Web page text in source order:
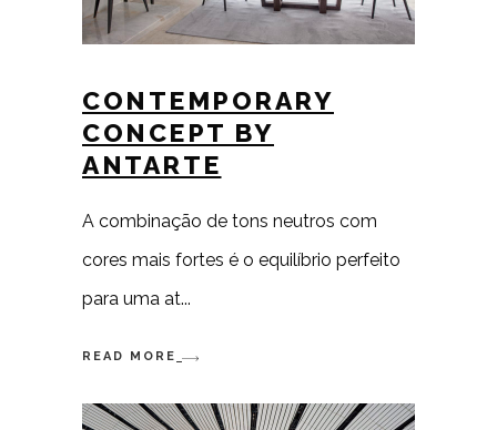
CONTEMPORARY
CONCEPT BY
ANTARTE
A combinação de tons neutros com
cores mais fortes é o equilíbrio perfeito
para uma at
READ MORE